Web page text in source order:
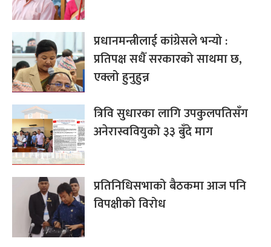
प्रधानमन्त्रीलाई कांग्रेसले भन्यो :
प्रतिपक्ष सधैँ सरकारको साथमा छ,
एक्लो हुनुहुन्न
त्रिवि सुधारका लागि उपकुलपतिसँग
अनेरास्ववियुको ३३ बुँदे माग
प्रतिनिधिसभाको बैठकमा आज पनि
विपक्षीको विरोध